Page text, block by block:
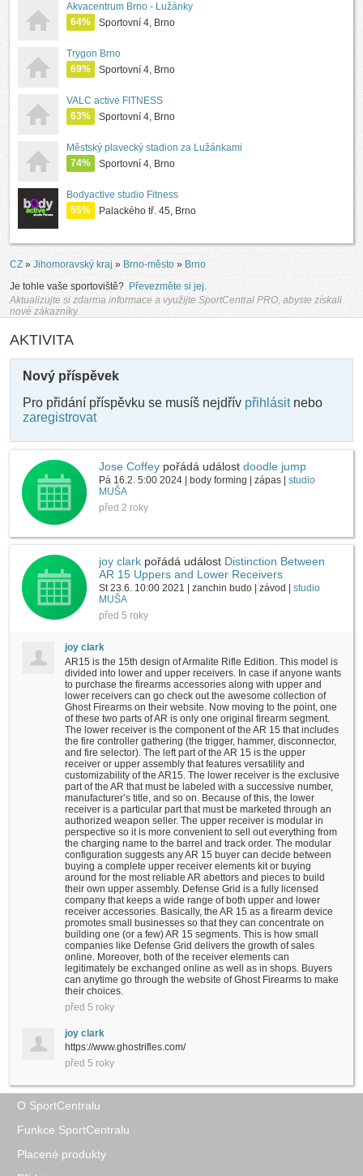
Akvacentrum Brno - Lužánky
64%
Sportovní 4, Brno
Trygon Brno
69%
Sportovní 4, Brno
VALC active FITNESS
63%
Sportovní 4, Brno
Městský plavecký stadion za Lužánkami
74%
Sportovní 4, Brno
Bodyactive studio Fitness
55%
Palackého tř. 45, Brno
CZ » Jihomoravský kraj » Brno-město » Brno
Je tohle vaše sportoviště? Převezměte si jej.
Aktualizujte si zdarma informace a využijte SportCentral PRO, abyste získali
nové zákazníky.
AKTIVITA
Nový příspěvek
Pro přidání příspěvku se musíš nejdřív přihlásitnebo
zaregistrovat
Jose Coffey pořádá událost doodle jump
Pá 16.2. 5:00 2024 | body forming | zápas | studio
MUŠA
před 2 roky
joy clark pořádá událost Distinction Between
AR 15 Uppers and Lower Receivers
St 23.6. 10:00 2021 | zanchin budo | závod | studio
MUŠA
před 5 roky
joy clark
AR15 is the 15th design of Armalite Rifle Edition. This model is
divided into lower and upper receivers. In case if anyone wants
to purchase the firearms accessories along with upper and
lower receivers can go check out the awesome collection of
Ghost Firearms on their website. Now moving to the point, one
of these two parts of AR is only one original firearm segment.
The lower receiver is the component of the AR 15 that includes
the fire controller gathering (the trigger, hammer, disconnector,
and fire selector). The left part of the AR 15 is the upper
receiver or upper assembly that features versatility and
customizability of the AR15. The lower receiver is the exclusive
part of the AR that must be labeled with a successive number,
manufacturer’s title, and so on. Because of this, the lower
receiver is a particular part that must be marketed through an
authorized weapon seller. The upper receiver is modular in
perspective so it is more convenient to sell out everything from
the charging name to the barrel and track order. The modular
configuration suggests any AR 15 buyer can decide between
buying a complete upper receiver elements kit or buying
around for the most reliable AR abettors and pieces to build
their own upper assembly. Defense Grid is a fully licensed
company that keeps a wide range of both upper and lower
receiver accessories. Basically, the AR 15 as a firearm device
promotes small businesses so that they can concentrate on
building one (or a few) AR 15 segments. This is how small
companies like Defense Grid delivers the growth of sales
online. Moreover, both of the receiver elements can
legitimately be exchanged online as well as in shops. Buyers
can anytime go through the website of Ghost Firearms to make
their choices.
před 5 roky
joy clark
https://www.ghostrifles.com/
před 5 roky
O SportCentralu
Funkce SportCentralu
Placené produkty